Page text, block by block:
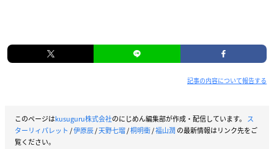
記事の内容について報告する
このページはkusuguru株式会社のにじめん編集部が作成・配信しています。 ス
ターリィパレット /伊原辰/天野七瑠/桐明衝/福山潤 の最新情報はリンク先をご
覧ください。